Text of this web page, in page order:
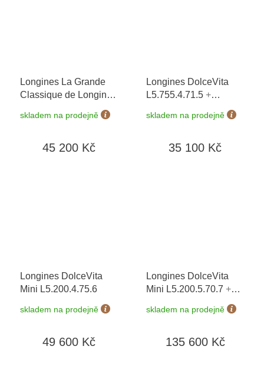
Longines La Grande
Classique de Longines
+ záruka
5 let + možnost výměny
skladem na prodejně
45 200 Kč
Longines DolceVita
L5.755.4.71.5 +
prodloužená záruka 5
let + možnost výměny
výměnu baterie zdarma
skladem na prodejně
35 100 Kč
Longines DolceVita
Mini L5.200.4.75.6
skladem na prodejně
49 600 Kč
Longines DolceVita
Mini L5.200.5.70.7 +
prodloužená záruka 5
let + 5 let na výměnu
možnost výměny do 90
skladem na prodejně
135 600 Kč